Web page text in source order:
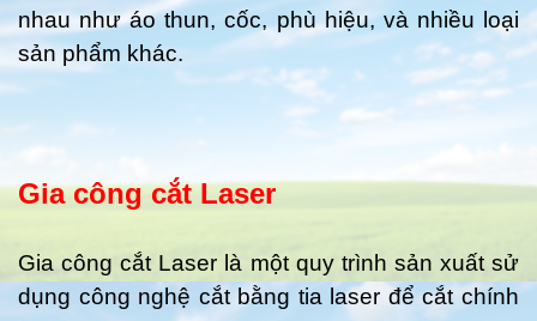
nhau như áo thun, cốc, phù hiệu, và nhiều loại
sản phẩm khác.
Gia công cắt Laser
Gia công cắt Laser là một quy trình sản xuất sử
dụng công nghệ cắt bằng tia laser để cắt chính